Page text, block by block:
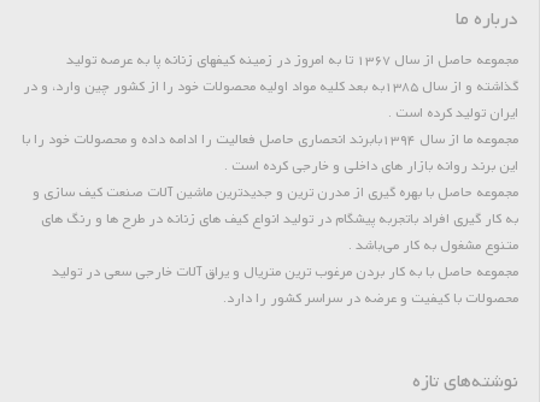
درباره ما
مجموعه حاصل از سال 1367 تا به امروز در زمینه کیفهای زنانه پا به عرصه تولید
گذاشته و از سال 1385به بعد کلیه مواد اولیه محصولات خود را از کشور چین وارد، و در
ایران تولید کرده است .
مجموعه ما از سال 1394بابرند انحصاری حاصل فعالیت را ادامه داده و محصولات خود را با
این برند روانه بازار های داخلی و خارجی کرده است .
مجموعه حاصل با بهره گیری از مدرن ترین و جدیدترین ماشین آلات صنعت کیف سازی و
به کار گیری افراد باتجربه پیشگام در تولید انواع کیف های زنانه در طرح ها و رنگ های
متنوع مشغول به کار می‌باشد .
مجموعه حاصل با به کار بردن مرغوب ترین متریال و یراق آلات خارجی سعی در تولید
محصولات با کیفیت و عرضه در سراسر کشور را دارد.
نوشته‌های تازه